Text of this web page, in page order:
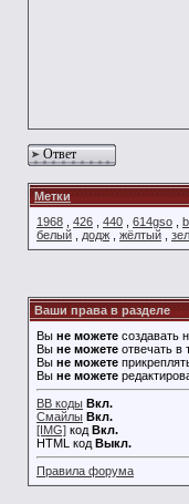
Ответ
Метки
1968
426 440 614gso
белый
додж жёлтый
Ваши права в разделе
Вы не можете создавать
Вы не можете отвечать в
Вы не можете
Вы не можете
BB коды Вкл.
Смайлы Вкл.
[IMG] код Вкл.
HTML код Выкл.
Правила форума